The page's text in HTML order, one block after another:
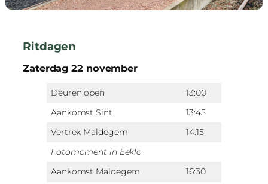
Ritdagen
Zaterdag 22 november
Deuren open
13:00
Aankomst Sint
13:45
Vertrek Maldegem
14:15
Fotomoment in Eeklo
Aankomst Maldegem
16:30